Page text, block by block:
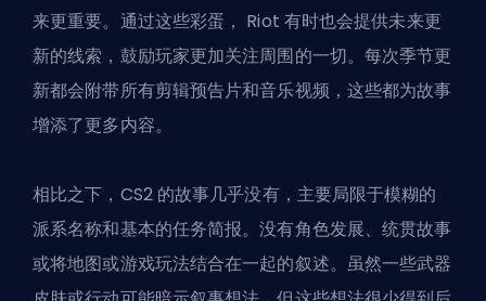
来更重要。通过这些彩蛋， Riot 有时也会提供未来更
新的线索，鼓励玩家更加关注周围的一切。每次季节更
新都会附带所有剪辑预告片和音乐视频，这些都为故事
增添了更多内容。
相比之下，CS2 的故事几乎没有，主要局限于模糊的
派系名称和基本的任务简报。没有角色发展、统贯故事
或将地图或游戏玩法结合在一起的叙述。虽然一些武器